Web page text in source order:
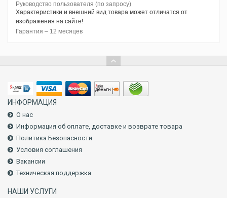
Руководство пользователя (по запросу)
Характеристики и внешний вид товара может отличатся от
изображения на сайте!
Гарантия – 12 месяцев
ИНФОРМАЦИЯ
О нас
Информация об оплате, доставке и возврате товара
Политика Безопасности
Условия соглашения
Вакансии
Техническая поддержка
НАШИ УСЛУГИ